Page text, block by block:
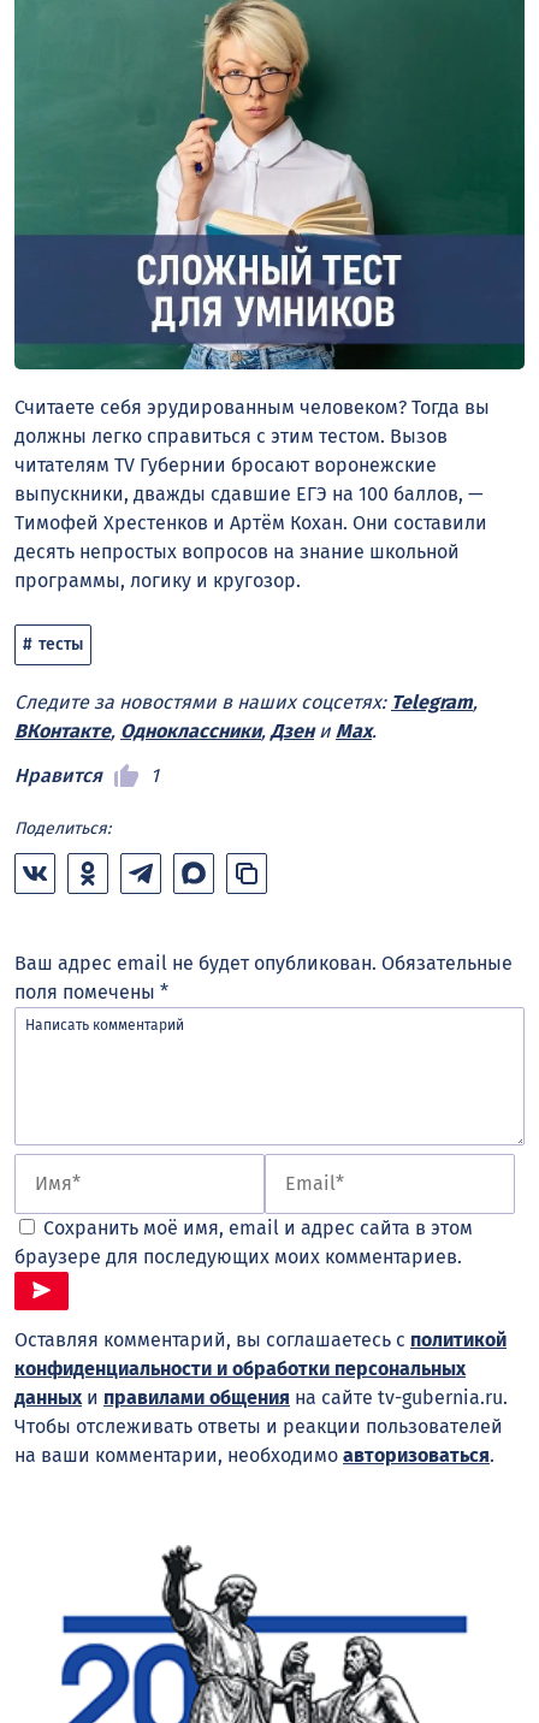
Считаете себя эрудированным человеком? Тогда вы
должны легко справиться с этим тестом. Вызов
читателям TV Губернии бросают воронежские
выпускники, дважды сдавшие ЕГЭ на 100 баллов, —
Тимофей Хрестенков и Артём Кохан. Они составили
десять непростых вопросов на знание школьной
программы, логику и кругозор.
тесты
Следите за новостями в наших соцсетях: Telegram,
ВКонтакте, Одноклассники, Дзени Max.
Нравится
1
Поделиться:
Ваш адрес email не будет опубликован. Обязательные
поля помечены *
Сохранить моё имя, email и адрес сайта в этом
браузере для последующих моих комментариев.
Оставляя комментарий, вы соглашаетесь с политикой
конфиденциальности и обработки персональных
данных и правилами общения на сайте tv-gubernia.ru.
Чтобы отслеживать ответы и реакции пользователей
на ваши комментарии, необходимо авторизоваться.